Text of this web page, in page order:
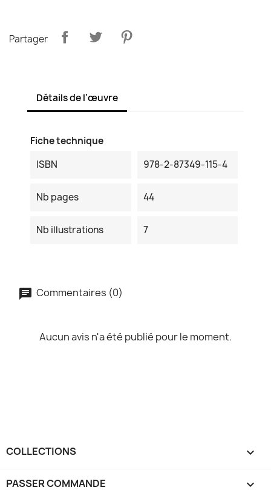
Partager
Détails de l'œuvre
Fiche technique
ISBN
978-2-87349-115-4
Nb pages 44
Nb illustrations 7
Commentaires (0)
Aucun avis n'a été publié pour le moment.
COLLECTIONS 
PASSER COMMANDE 